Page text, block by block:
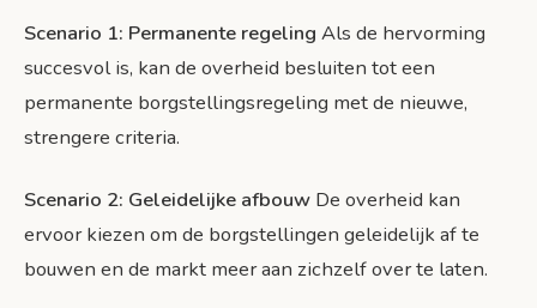
Scenario 1: Permanente regeling Als de hervorming
succesvol is, kan de overheid besluiten tot een
permanente borgstellingsregeling met de nieuwe,
strengere criteria.
Scenario 2: Geleidelijke afbouw De overheid kan
ervoor kiezen om de borgstellingen geleidelijk af te
bouwen en de markt meer aan zichzelf over te laten.